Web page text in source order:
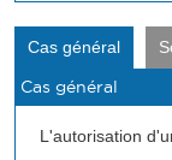
Cas général
L'autorisation